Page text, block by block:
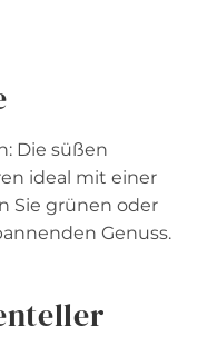
Die süßen
ideal mit einer
Sie grünen oder
Genuss.